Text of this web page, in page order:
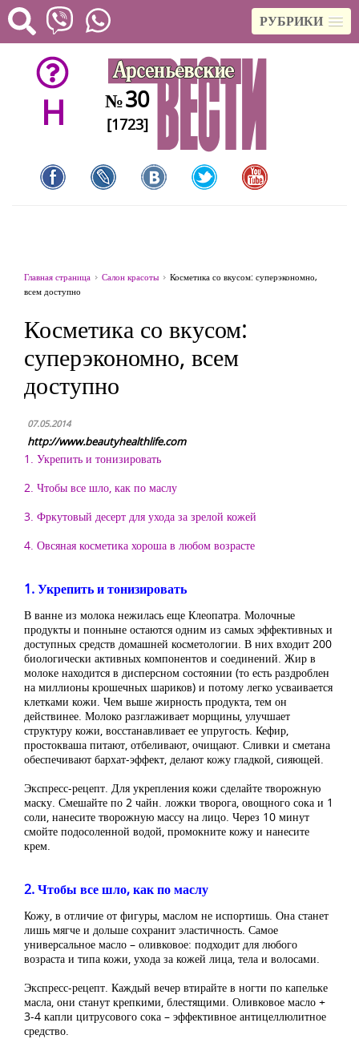
РУБРИКИ
H №30
[1723]
Главная страница Салон красоты
Косметика со вкусом: суперэкономно,
всем доступно
Косметика со вкусом:
суперэкономно, всем
доступно
07.05.2014
http://www.beautyhealthlife.com
1. Укрепить и тонизировать
2. Чтобы все шло, как по маслу
3. Фркутовый десерт для ухода за зрелой кожей
4. Овсяная косметика хороша в любом возрасте
1. Укрепить и тонизировать
В ванне из молока нежилась еще Клеопатра. Молочные
продукты и понныне остаются одним из самых эффективных и
доступных средств домашней косметологии. В них входит 200
биологически активных компонентов и соединений. Жир в
молоке находится в дисперсном состоянии (то есть раздроблен
на миллионы крошечных шариков) и потому легко усваивается
клетками кожи. Чем выше жирность продукта, тем он
действинее. Молоко разглаживает морщины, улучшает
структуру кожи, восстанавливает ее упругость. Кефир,
простокваша питают, отбеливают, очищают. Сливки и сметана
обеспечивают бархат-эффект, делают кожу гладкой, сияющей.
Экспресс-рецепт. Для укрепления кожи сделайте творожную
маску. Смешайте по 2 чайн. ложки творога, овощного сока и 1
соли, нанесите творожную массу на лицо. Через 10 минут
смойте подосоленной водой, промокните кожу и нанесите
крем.
2. Чтобы все шло, как по маслу
Кожу, в отличие от фигуры, маслом не испортишь. Она станет
лишь мягче и дольше сохранит эластичность. Самое
универсальное масло – оливковое: подходит для любого
возраста и типа кожи, ухода за кожей лица, тела и волосами.
Экспресс-рецепт. Каждый вечер втирайте в ногти по капельке
масла, они станут крепкими, блестящими. Оливковое масло +
3-4 капли цитрусового сока – эффективное антицеллюлитное
средство.